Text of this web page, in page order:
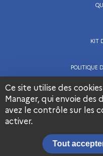
KIT
POLITIQUE
Ce site utilise des
Manager, qui envoie des
avez le contrôle sur les
activer.
Tout